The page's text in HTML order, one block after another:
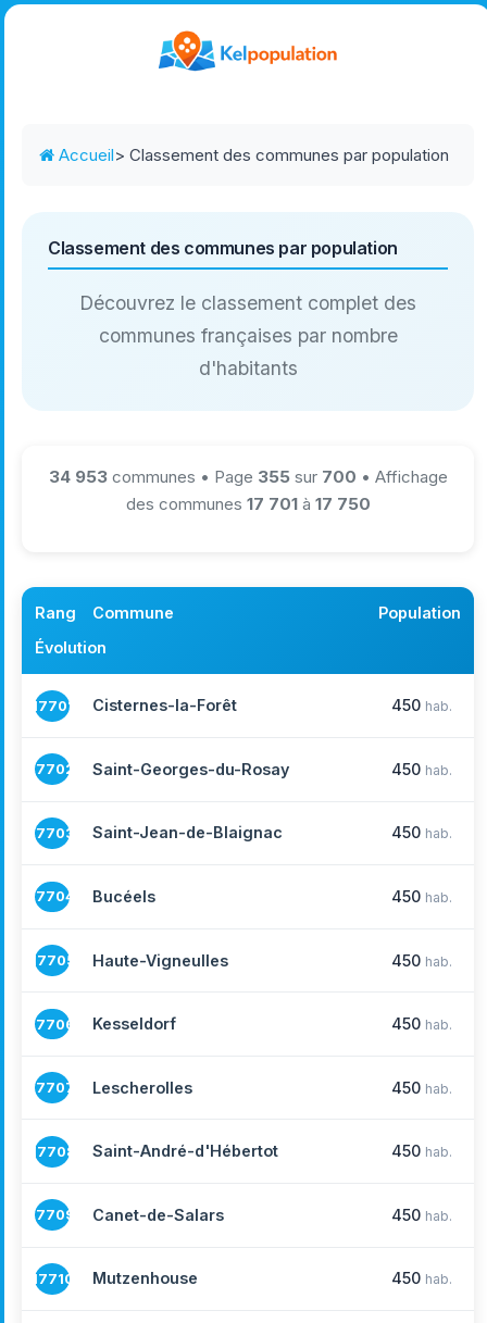
Accueil> Classement des communes par population
Classement des communes par population
Découvrez le classement complet des
communes françaises par nombre
d'habitants
34 953communes • Page 355sur 700 • Affichage
des communes 17 701à 17 750
Rang Commune
Population
Évolution
17701 Cisternes-la-Forêt 450 hab.
17702 Saint-Georges-du-Rosay 450 hab.
17703 Saint-Jean-de-Blaignac 450 hab.
17704 Bucéels 450 hab.
17705 Haute-Vigneulles 450 hab.
17706 Kesseldorf 450 hab.
17707 Lescherolles 450 hab.
17708 Saint-André-d'Hébertot 450 hab.
17709 Canet-de-Salars 450 hab.
17710 Mutzenhouse 450 hab.